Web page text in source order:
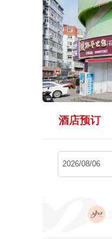
酒店预订